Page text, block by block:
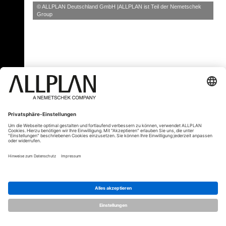
© ALLPLAN Deutschland GmbH ALLPLAN ist Teil der Nemetschek
Group